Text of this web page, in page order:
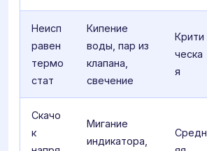
Неисп
равен
термо
стат
Кипение
воды, пар из
клапана,
свечение
Крити
ческа
я
Скачо
к
Мигание
индикатора,
Средн